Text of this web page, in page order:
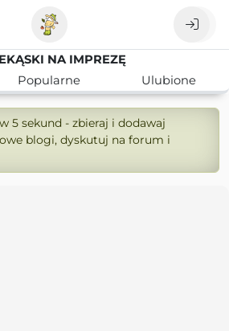
NA IMPREZĘ
Popularne Ulubione
5 sekund - zbieraj i dodawaj
blogi, dyskutuj na forum i